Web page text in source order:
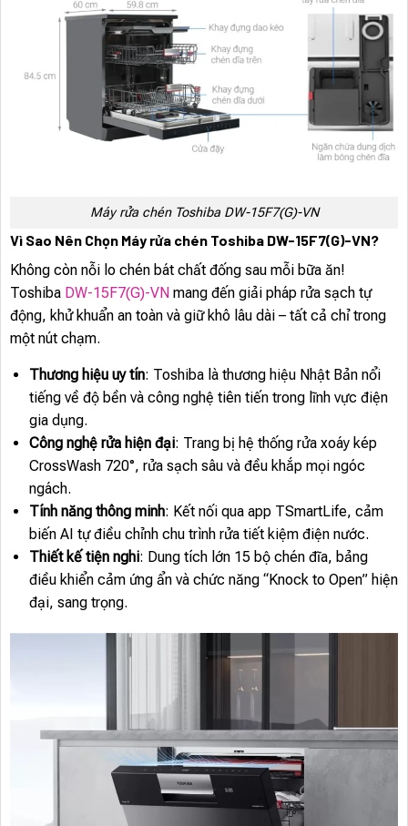
Máy rửa chén Toshiba DW-15F7(G)-VN
Vì Sao Nên Chọn Máy rửa chén Toshiba DW-15F7(G)-VN?
Không còn nỗi lo chén bát chất đống sau mỗi bữa ăn!
Toshiba DW-15F7(G)-VN mang đến giải pháp rửa sạch tự
động, khử khuẩn an toàn và giữ khô lâu dài – tất cả chỉ trong
một nút chạm.
Thương hiệu uy tín: Toshiba là thương hiệu Nhật Bản nổi
tiếng về độ bền và công nghệ tiên tiến trong lĩnh vực điện
gia dụng.
Công nghệ rửa hiện đại: Trang bị hệ thống rửa xoáy kép
CrossWash 720°, rửa sạch sâu và đều khắp mọi ngóc
ngách.
Tính năng thông minh: Kết nối qua app TSmartLife, cảm
biến AI tự điều chỉnh chu trình rửa tiết kiệm điện nước.
Thiết kế tiện nghi: Dung tích lớn 15 bộ chén đĩa, bảng
điều khiển cảm ứng ẩn và chức năng “Knock to Open” hiện
đại, sang trọng.